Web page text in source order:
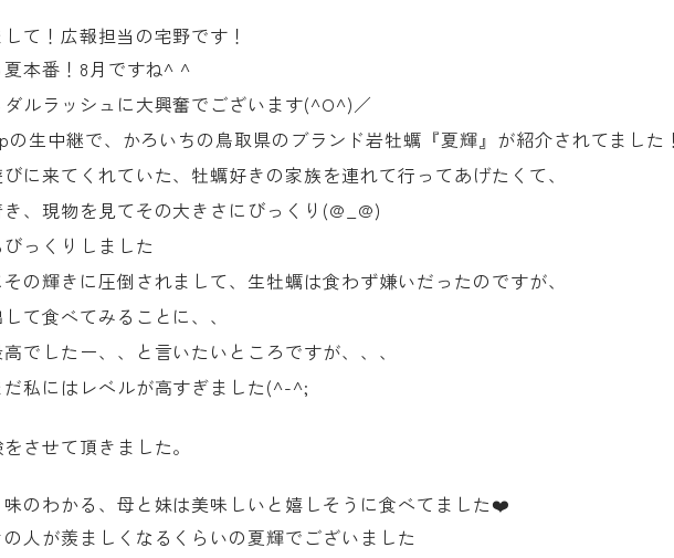
て！広報担当の宅野です！
本番！8月ですね^ ^
ルラッシュに大興奮でございます(^O^)／
の生中継で、かろいちの鳥取県のブランド岩牡蠣『夏輝』が紹介されてました！
に来てくれていた、牡蠣好きの家族を連れて行ってあげたくて、
、現物を見てその大きさにびっくり(@_@)
っくりしました
の輝きに圧倒されまして、生牡蠣は食わず嫌いだったのですが、
て食べてみることに、、
でしたー、、と言いたいところですが、、、
だ私にはレベルが高すぎました(^-^;
させて頂きました。
のわかる、母と妹は美味しいと嬉しそうに食べてました❤️
人が羨ましくなるくらいの夏輝でございました